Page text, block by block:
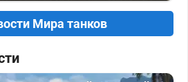
Мира танков